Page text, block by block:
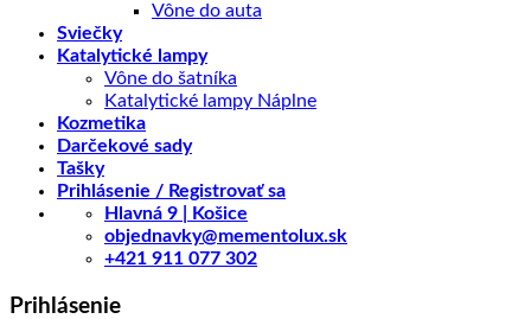
Vône do auta
Sviečky
Katalytické lampy
Vône do šatníka
Katalytické lampy Náplne
Kozmetika
Darčekové sady
Tašky
Prihlásenie / Registrovať sa
Hlavná 9 | Košice
objednavky@mementolux.sk
+421 911 077 302
Prihlásenie